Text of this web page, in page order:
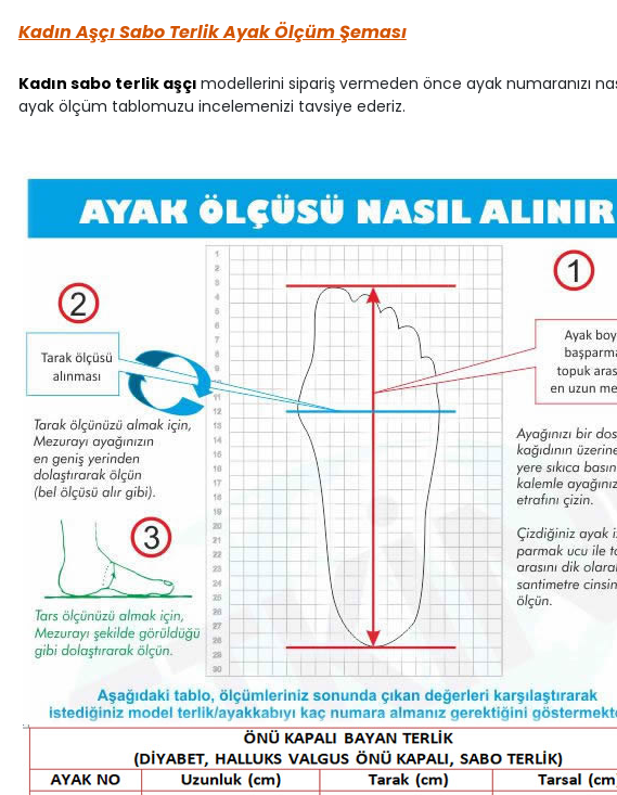
Kadın Aşçı Sabo Terlik Ayak Ölçüm Şeması
Kadın sabo terlik aşçı modellerini sipariş vermeden önce ayak numaranızı
ayak ölçüm tablomuzu incelemenizi tavsiye ederiz.